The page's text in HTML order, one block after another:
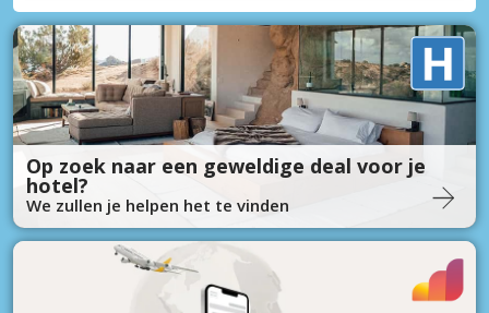
Op zoek naar een geweldige deal voor je
hotel?
We zullen je helpen het te vinden